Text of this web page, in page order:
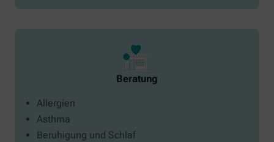
Beratung
Allergien
Asthma
Beruhigung und Schlaf